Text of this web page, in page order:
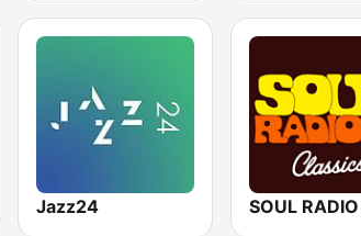
Jazz24